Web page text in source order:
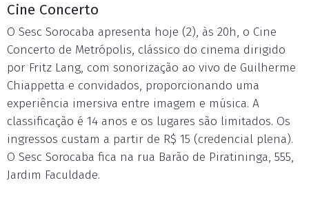
Cine Concerto
O Sesc Sorocaba apresenta hoje (2), às 20h, o Cine
Concerto de Metrópolis, clássico do cinema dirigido
por Fritz Lang, com sonorização ao vivo de Guilherme
Chiappetta e convidados, proporcionando uma
experiência imersiva entre imagem e música. A
classificação é 14 anos e os lugares são limitados. Os
ingressos custam a partir de R$ 15 (credencial plena).
O Sesc Sorocaba fica na rua Barão de Piratininga, 555,
Jardim Faculdade.